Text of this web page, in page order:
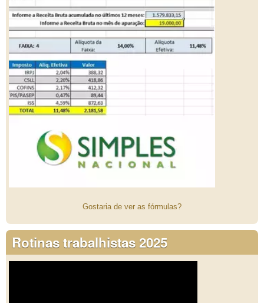
Gostaria de ver as fórmulas?
Rotinas trabalhistas 2025